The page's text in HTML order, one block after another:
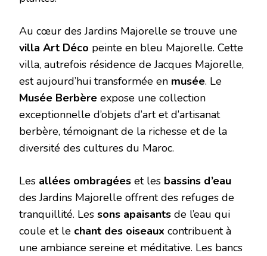
Au cœur des Jardins Majorelle se trouve une
villa Art Déco peinte en bleu Majorelle. Cette
villa, autrefois résidence de Jacques Majorelle,
est aujourd’hui transformée en musée. Le
Musée Berbère expose une collection
exceptionnelle d’objets d’art et d’artisanat
berbère, témoignant de la richesse et de la
diversité des cultures du Maroc.
Les allées ombragées et les bassins d’eau
des Jardins Majorelle offrent des refuges de
tranquillité. Les sons apaisants de l’eau qui
coule et le chant des oiseaux contribuent à
une ambiance sereine et méditative. Les bancs